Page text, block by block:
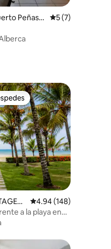
evaluaciones
Peñasc
Calificación
5 (7)
evaluaciones
entre huéspedes
Calificación promedio:
4.94 (148)
a la playa en